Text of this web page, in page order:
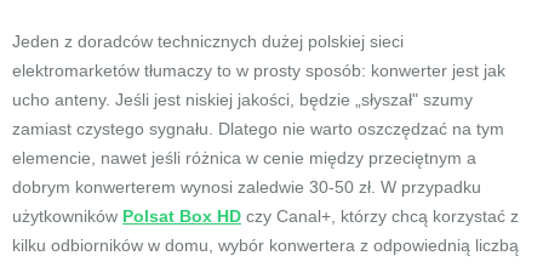
Jeden z doradców technicznych dużej polskiej sieci
elektromarketów tłumaczy to w prosty sposób: konwerter jest jak
ucho anteny. Jeśli jest niskiej jakości, będzie „słyszał" szumy
zamiast czystego sygnału. Dlatego nie warto oszczędzać na tym
elemencie, nawet jeśli różnica w cenie między przeciętnym a
dobrym konwerterem wynosi zaledwie 30-50 zł. W przypadku
użytkowników Polsat Box HD czy Canal+, którzy chcą korzystać z
kilku odbiorników w domu, wybór konwertera z odpowiednią liczbą